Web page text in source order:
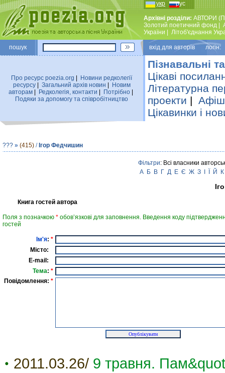
укр рус
Архівні розділи: АВТОРИ
Золотий поетичний фонд
України
Лiтоб'єднання
пошук вхiд для авторiв логін:
Про ресурс poezia.org
Новини редколегiї
ресурсу| Загальний архiв новин
Новим
авторам
Редколегiя, контакти Потрiбно
Подяки за допомогу та співробітництво
Пізнавальні
Цікаві
Літературна
проекти |
Цікавинки і
??? » (415) / Ігор Федчишин
Фільтри: Всі власники
А Б В Г Д Е Є Ж З Й К
Книга гостей автора
Поля з позначкою * обов’язкові для заповнення. Введення коду
гостей
Ім'я: *
Місто:
E-mail:
Тема: *
Повідомлення: *
2011.03.26/ 9 травня.